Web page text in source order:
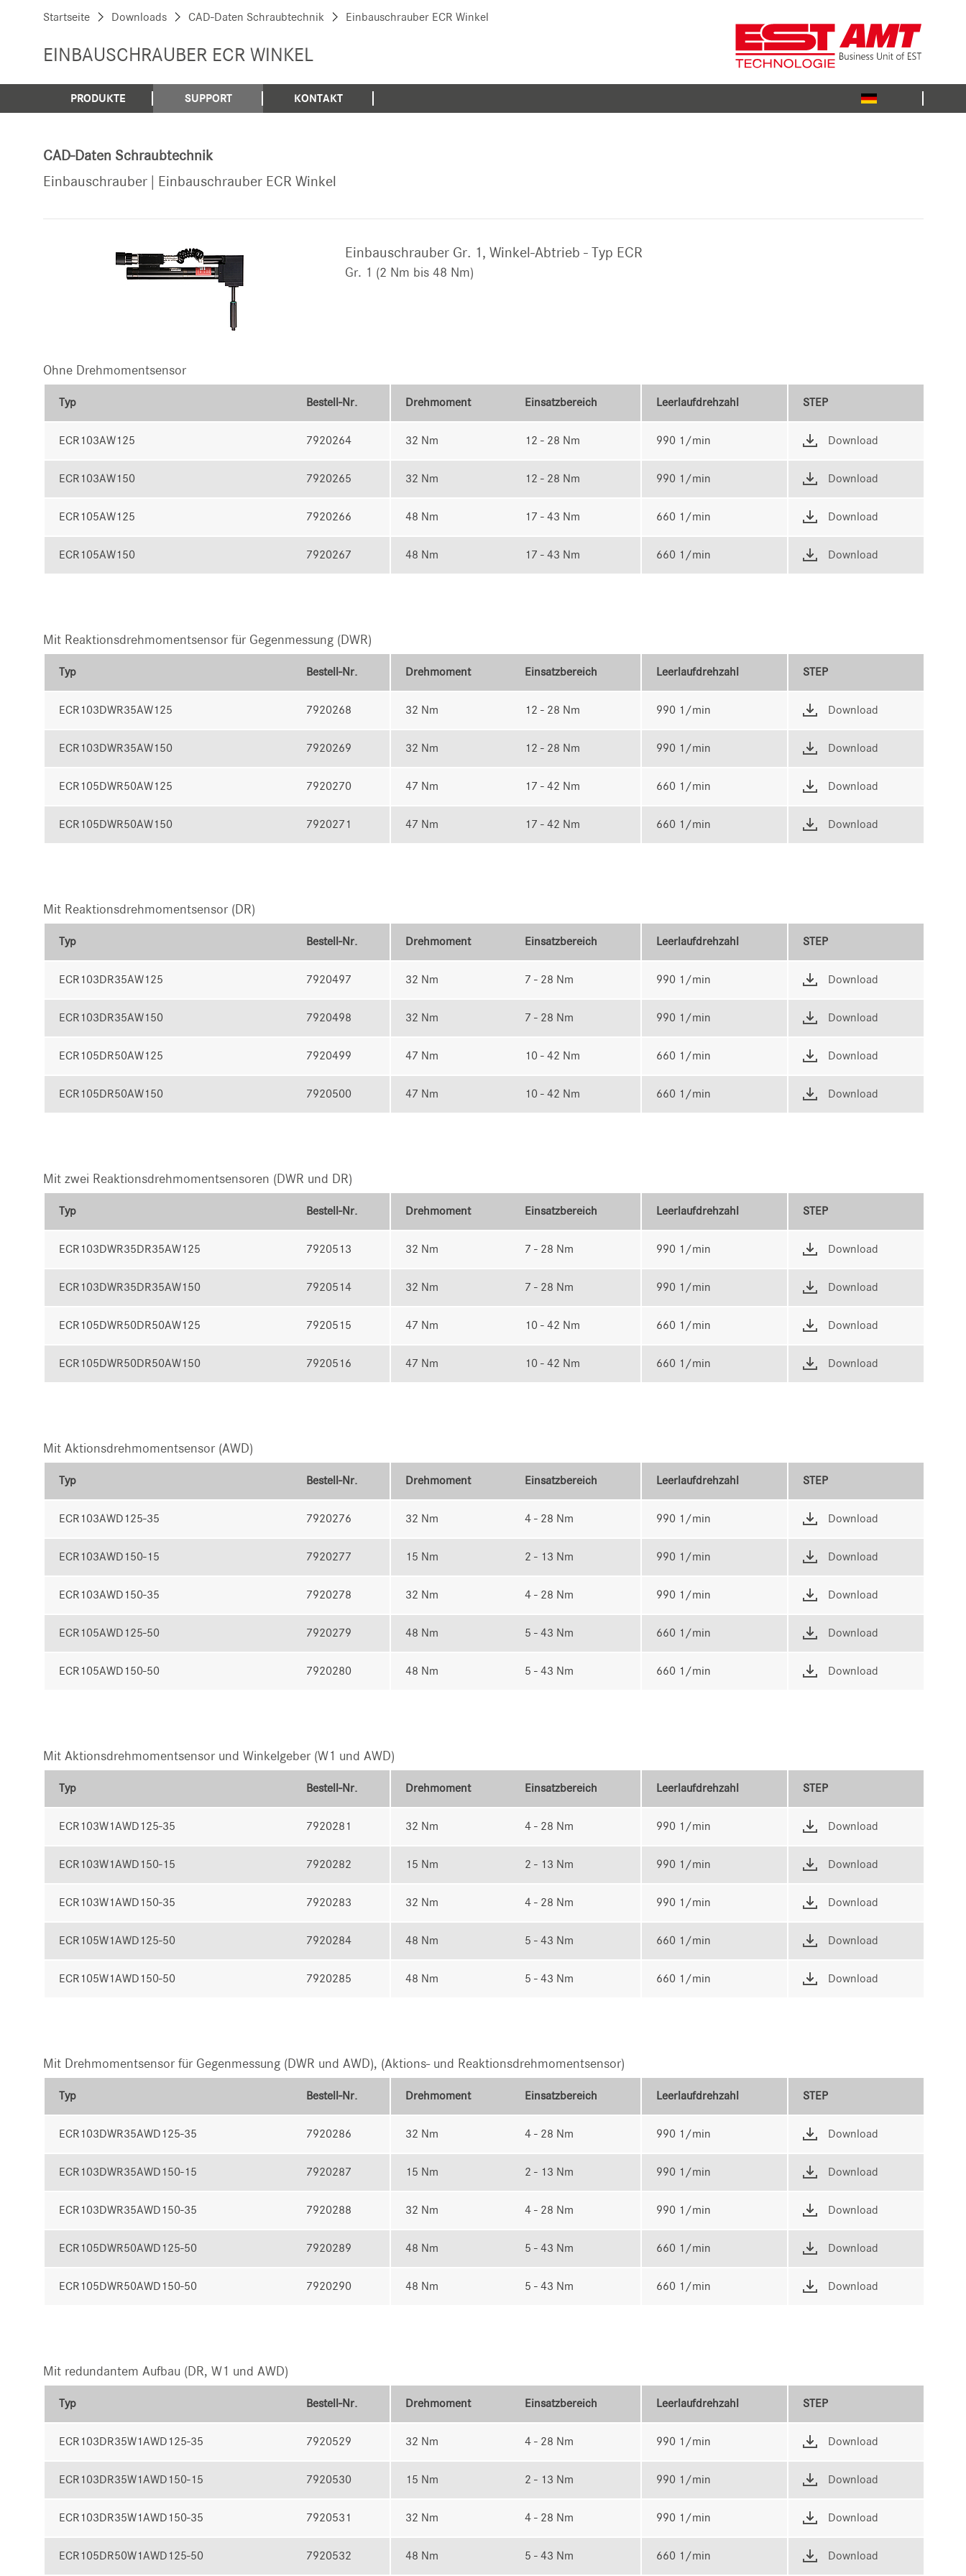
Startseite Downloads CAD-Daten Schraubtechnik Einbauschrauber ECR Winkel
EINBAUSCHRAUBER ECR WINKEL
PRODUKTE SUPPORT KONTAKT
CAD-Daten Schraubtechnik
Einbauschrauber | Einbauschrauber ECR Winkel
Einbauschrauber Gr. 1, Winkel-Abtrieb - Typ ECR
Gr. 1 (2 Nm bis 48 Nm)
Ohne Drehmomentsensor
Typ Bestell-Nr. Drehmoment Einsatzbereich Leerlaufdrehzahl STEP
ECR103AW125 7920264 32 Nm 12 - 28 Nm 990 1/min Download
ECR103AW150 7920265 32 Nm 12 - 28 Nm 990 1/min Download
ECR105AW125 7920266 48 Nm 17 - 43 Nm 660 1/min Download
ECR105AW150 7920267 48 Nm 17 - 43 Nm 660 1/min Download
Mit Reaktionsdrehmomentsensor für Gegenmessung (DWR)
Typ Bestell-Nr. Drehmoment Einsatzbereich Leerlaufdrehzahl STEP
ECR103DWR35AW125 7920268 32 Nm 12 - 28 Nm 990 1/min Download
ECR103DWR35AW150 7920269 32 Nm 12 - 28 Nm 990 1/min Download
ECR105DWR50AW125 7920270 47 Nm 17 - 42 Nm 660 1/min Download
ECR105DWR50AW150 7920271 47 Nm 17 - 42 Nm 660 1/min Download
Mit Reaktionsdrehmomentsensor (DR)
Typ Bestell-Nr. Drehmoment Einsatzbereich Leerlaufdrehzahl STEP
ECR103DR35AW125 7920497 32 Nm 7 - 28 Nm 990 1/min Download
ECR103DR35AW150 7920498 32 Nm 7 - 28 Nm 990 1/min Download
ECR105DR50AW125 7920499 47 Nm 10 - 42 Nm 660 1/min Download
ECR105DR50AW150 7920500 47 Nm 10 - 42 Nm 660 1/min Download
Mit zwei Reaktionsdrehmomentsensoren (DWR und DR)
Typ Bestell-Nr. Drehmoment Einsatzbereich Leerlaufdrehzahl STEP
ECR103DWR35DR35AW125 7920513 32 Nm 7 - 28 Nm 990 1/min Download
ECR103DWR35DR35AW150 7920514 32 Nm 7 - 28 Nm 990 1/min Download
ECR105DWR50DR50AW125 7920515 47 Nm 10 - 42 Nm 660 1/min Download
ECR105DWR50DR50AW150 7920516 47 Nm 10 - 42 Nm 660 1/min Download
Mit Aktionsdrehmomentsensor (AWD)
Typ Bestell-Nr. Drehmoment Einsatzbereich Leerlaufdrehzahl STEP
ECR103AWD125-35 7920276 32 Nm 4 - 28 Nm 990 1/min Download
ECR103AWD150-15 7920277 15 Nm 2 - 13 Nm 990 1/min Download
ECR103AWD150-35 7920278 32 Nm 4 - 28 Nm 990 1/min Download
ECR105AWD125-50 7920279 48 Nm 5 - 43 Nm 660 1/min Download
ECR105AWD150-50 7920280 48 Nm 5 - 43 Nm 660 1/min Download
Mit Aktionsdrehmomentsensor und Winkelgeber (W1 und AWD)
Typ Bestell-Nr. Drehmoment Einsatzbereich Leerlaufdrehzahl STEP
ECR103W1AWD125-35 7920281 32 Nm 4 - 28 Nm 990 1/min Download
ECR103W1AWD150-15 7920282 15 Nm 2 - 13 Nm 990 1/min Download
ECR103W1AWD150-35 7920283 32 Nm 4 - 28 Nm 990 1/min Download
ECR105W1AWD125-50 7920284 48 Nm 5 - 43 Nm 660 1/min Download
ECR105W1AWD150-50 7920285 48 Nm 5 - 43 Nm 660 1/min Download
Mit Drehmomentsensor für Gegenmessung (DWR und AWD), (Aktions- und Reaktionsdrehmomentsensor)
Typ Bestell-Nr. Drehmoment Einsatzbereich Leerlaufdrehzahl STEP
ECR103DWR35AWD125-35 7920286 32 Nm 4 - 28 Nm 990 1/min Download
ECR103DWR35AWD150-15 7920287 15 Nm 2 - 13 Nm 990 1/min Download
ECR103DWR35AWD150-35 7920288 32 Nm 4 - 28 Nm 990 1/min Download
ECR105DWR50AWD125-50 7920289 48 Nm 5 - 43 Nm 660 1/min Download
ECR105DWR50AWD150-50 7920290 48 Nm 5 - 43 Nm 660 1/min Download
Mit redundantem Aufbau (DR, W1 und AWD)
Typ Bestell-Nr. Drehmoment Einsatzbereich Leerlaufdrehzahl STEP
ECR103DR35W1AWD125-35 7920529 32 Nm 4 - 28 Nm 990 1/min Download
ECR103DR35W1AWD150-15 7920530 15 Nm 2 - 13 Nm 990 1/min Download
ECR103DR35W1AWD150-35 7920531 32 Nm 4 - 28 Nm 990 1/min Download
ECR105DR50W1AWD125-50 7920532 48 Nm 5 - 43 Nm 660 1/min Download